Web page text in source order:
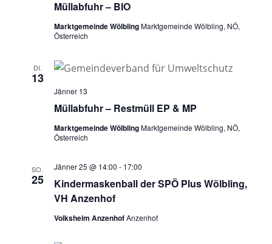
Müllabfuhr – BIO
Marktgemeinde WölblingMarktgemeinde Wölbling, NÖ,
Österreich
DI.
13
Müllabfuhr – Restmüll EP & MP
Jänner 13
Marktgemeinde WölblingMarktgemeinde Wölbling, NÖ,
Österreich
SO.
25
Kindermaskenball der SPÖ Plus Wölbling,
VH Anzenhof
Jänner 25 @ 14:00 - 17:00
Volksheim AnzenhofAnzenhof